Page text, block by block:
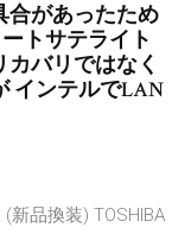
合があったため
トサテライト
カバリではなく
インテルでLAN
新品換装) TOSHIBA